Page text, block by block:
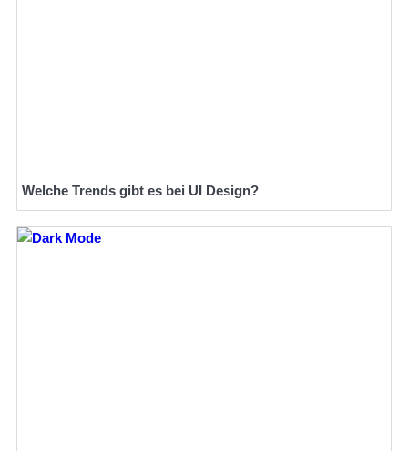
Welche Trends gibt es bei UI Design?